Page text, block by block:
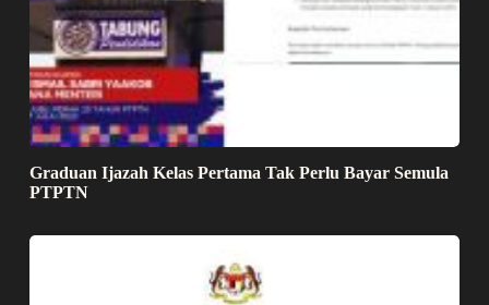
Graduan Ijazah Kelas Pertama Tak Perlu Bayar Semula
PTPTN